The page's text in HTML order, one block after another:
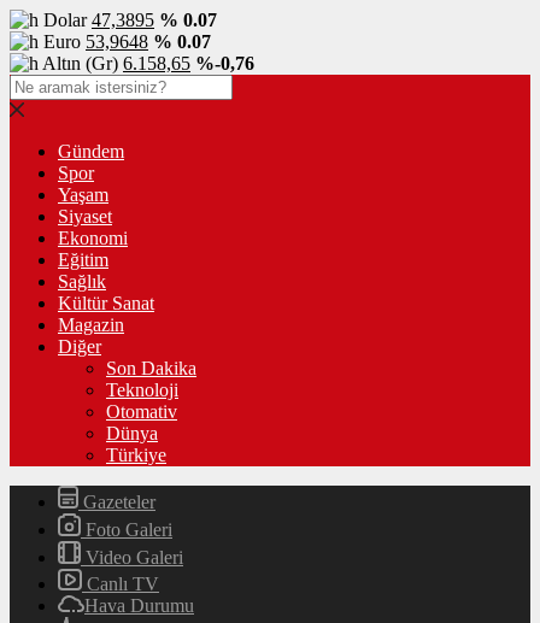
Dolar47,3895 % 0.07
Euro 53,9648 % 0.07
Altın (Gr) 6.158,65 %-0,76
Gündem
Spor
Yaşam
Siyaset
Ekonomi
Eğitim
Sağlık
Kültür Sanat
Magazin
Diğer
Son Dakika
Teknoloji
Otomativ
Dünya
Türkiye
Gazeteler
Foto Galeri
Video Galeri
Canlı TV
Hava Durumu